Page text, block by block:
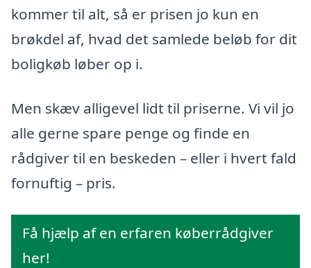
kommer til alt, så er prisen jo kun en
brøkdel af, hvad det samlede beløb for dit
boligkøb løber op i.
Men skæv alligevel lidt til priserne. Vi vil jo
alle gerne spare penge og finde en
rådgiver til en beskeden – eller i hvert fald
fornuftig – pris.
Få hjælp af en erfaren køberrådgiver
her!